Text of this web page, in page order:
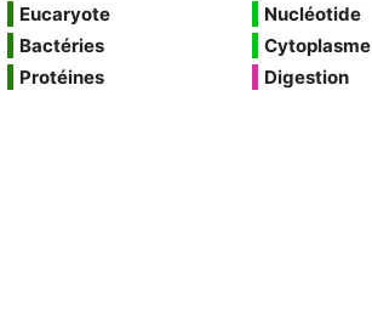
Eucaryote
Bactéries
Protéines
Nucléotide
Cytoplasme
Digestion